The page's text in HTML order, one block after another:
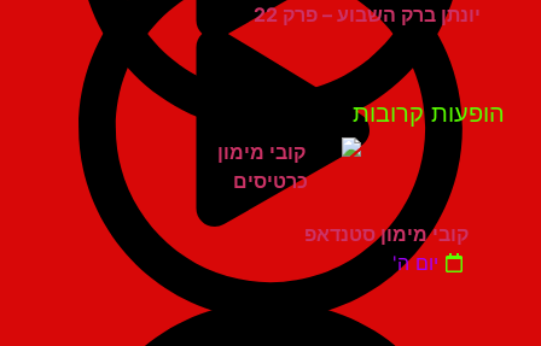
יונתן ברק השבוע – פרק 22
קרובות
קובי מימון סטנדאפ
יום ה'